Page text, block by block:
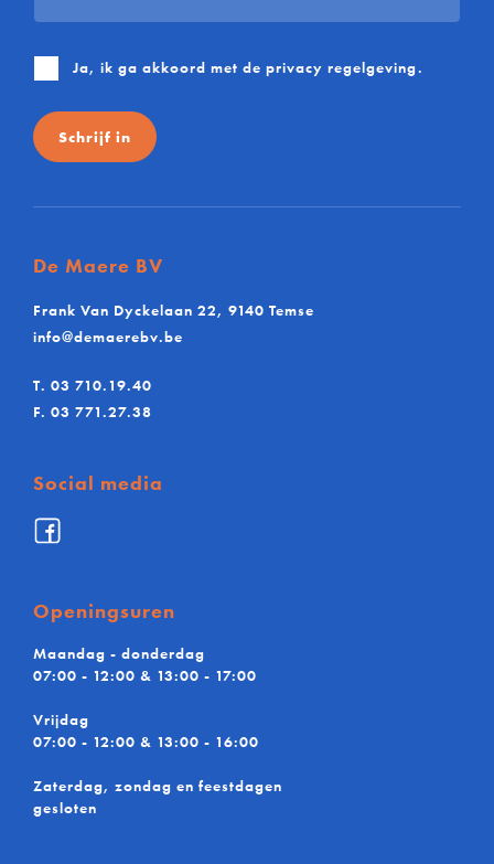
Ja, ik ga akkoord met de privacy regelgeving.
Schrijf in
De Maere BV
Frank Van Dyckelaan 22, 9140 Temse
info@demaerebv.be
T. 03 710.19.40
F. 03 771.27.38
Social media
Facebook
De
Openingsuren
Maandag - donderdag
07:00 - 12:00 & 13:00 - 17:00
Vrijdag
07:00 - 12:00 & 13:00 - 16:00
Zaterdag, zondag en feestdagen
gesloten